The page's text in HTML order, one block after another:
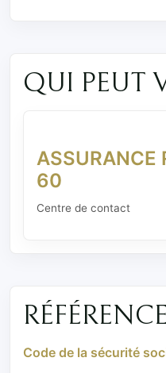
QUI PEUT
ASSURANCE
60
Centre de contact
Code de la sécurité